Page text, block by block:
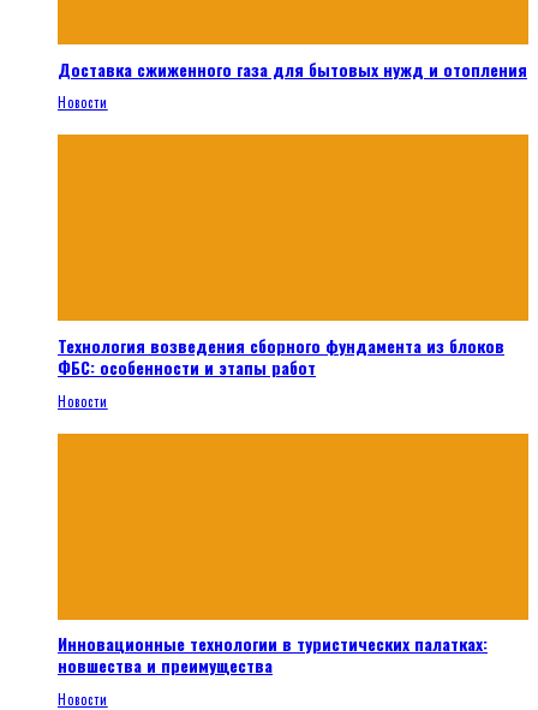
Доставка сжиженного газа для бытовых нужд и отопления
Новости
Технология возведения сборного фундамента из блоков
ФБС: особенности и этапы работ
Новости
Инновационные технологии в туристических палатках:
новшества и преимущества
Новости